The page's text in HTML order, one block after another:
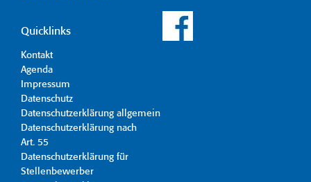
Quicklinks
Kontakt
Agenda
Impressum
Datenschutz
Datenschutzerklärung allgemein
Datenschutzerklärung nach
Art. 55
Datenschutzerklärung für
Stellenbewerber